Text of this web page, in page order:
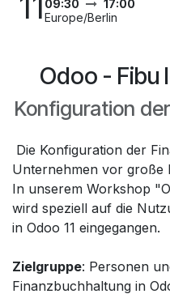
09:30
17:00
Europe/Berlin
Odoo - Fibu
Konfiguration
Die Konfiguration der
Unternehmen vor große
In unserem Workshop
wird speziell auf die
in Odoo 11 eingegangen.
Zielgruppe: Personen
Finanzbuchhaltung in